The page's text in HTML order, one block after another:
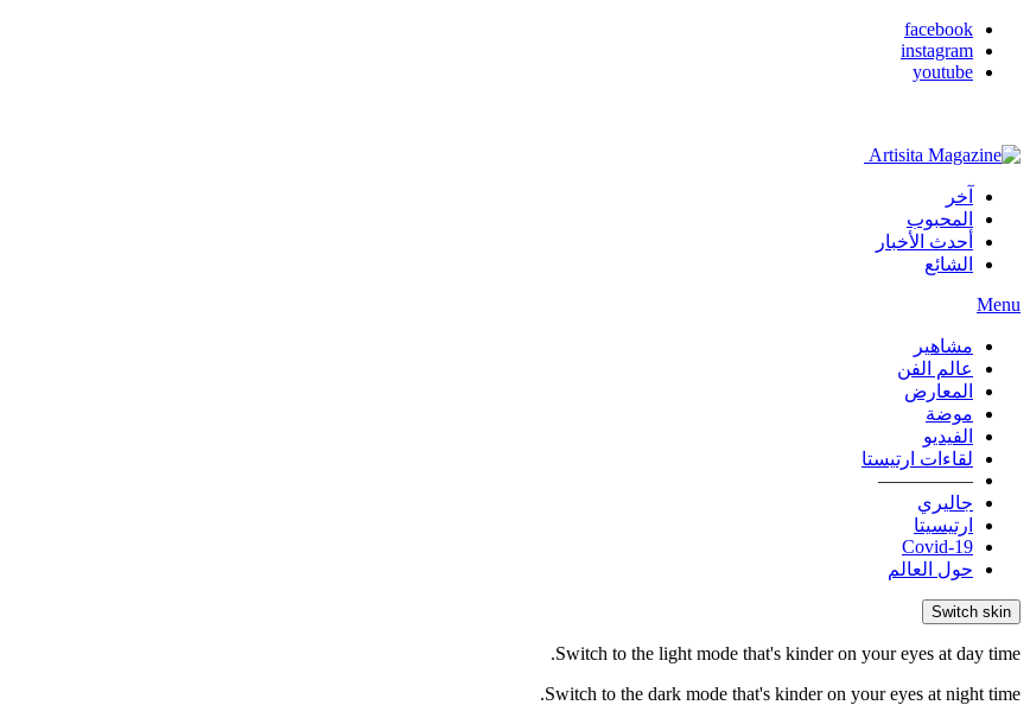
facebook
instagram
youtube
آخر
المحبوب
أحدث الأخبار
الشائع
Menu
مشاهير
عالم الفن
المعارض
موضة
الفيديو
لقاءات ارتيستا
—————
جاليري
ارتيسيتا
Covid-19
حول العالم
Switch skin
Switch to the light mode that's kinder on your eyes at day time.
Switch to the dark mode that's kinder on your eyes at night time.